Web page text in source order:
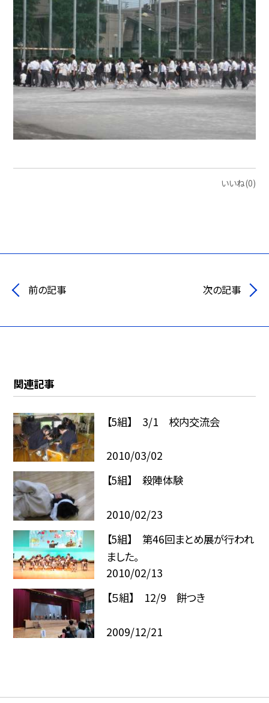
いいね(0)
前の記事 次の記事
関連記事
【5組】 3/1 校内交流会
2010/03/02
【5組】 殺陣体験
2010/02/23
【5組】 第46回まとめ展が行われ
ました。
2010/02/13
【５組】 12/9 餅つき
2009/12/21